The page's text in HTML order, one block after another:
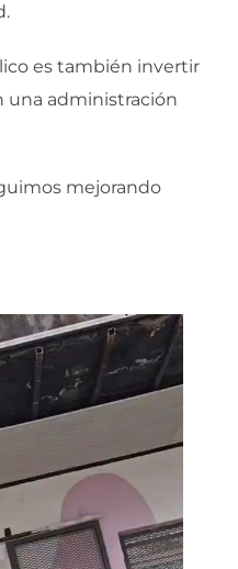
es también invertir
una administración
mejorando